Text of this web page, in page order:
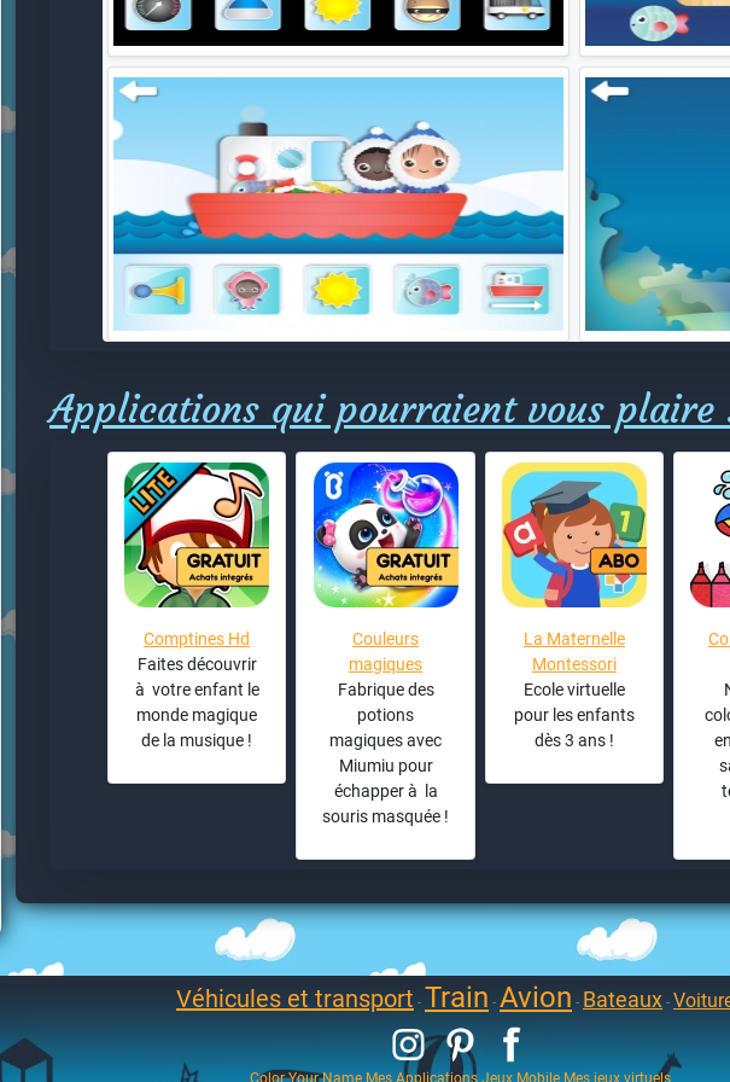
Applications qui pourraient vous plaire
Comptines Hd
Faites découvrir
à votre enfant le
monde magique
de la musique !
Couleurs
magiques
Fabrique des
potions
magiques avec
Miumiu pour
échapper à la
souris masquée !
La Maternelle
Montessori
Ecole virtuelle
pour les enfants
dès 3 ans !
Véhicules et transport - Train - Avion - Bateaux -
Color Your Name Mes Applications Jeux Mobile Mes jeux virtuels